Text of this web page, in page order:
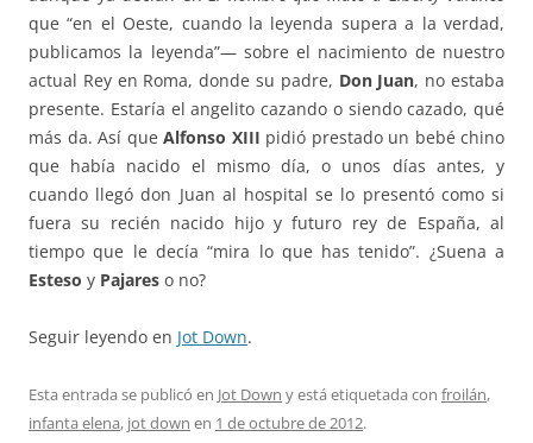
que “en el Oeste, cuando la leyenda supera a la verdad,
publicamos la leyenda”— sobre el nacimiento de nuestro
actual Rey en Roma, donde su padre, Don Juan, no estaba
presente. Estaría el angelito cazando o siendo cazado, qué
más da. Así que Alfonso XIII pidió prestado un bebé chino
que había nacido el mismo día, o unos días antes, y
cuando llegó don Juan al hospital se lo presentó como si
fuera su recién nacido hijo y futuro rey de España, al
tiempo que le decía “mira lo que has tenido”. ¿Suena a
Esteso y Pajares o no?
Seguir leyendo en Jot Down.
Esta entrada se publicó en Jot Down y está etiquetada con froilán,
infanta elena, jot down en 1 de octubre de 2012.